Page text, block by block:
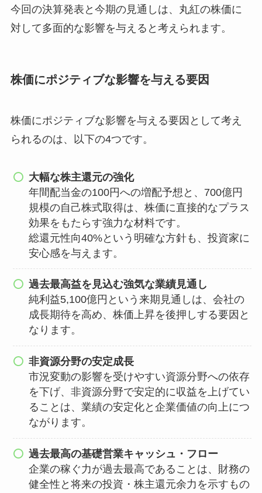
今回の決算発表と今期の見通しは、丸紅の株価に
対して多面的な影響を与えると考えられます。
株価にポジティブな影響を与える要因
株価にポジティブな影響を与える要因として考え
られるのは、以下の4つです。
大幅な株主還元の強化
年間配当金の100円への増配予想と、700億円
規模の自己株式取得は、株価に直接的なプラス
効果をもたらす強力な材料です。
総還元性向40%という明確な方針も、投資家に
安心感を与えます。
過去最高益を見込む強気な業績見通し
純利益5,100億円という来期見通しは、会社の
成長期待を高め、株価上昇を後押しする要因と
なります。
非資源分野の安定成長
市況変動の影響を受けやすい資源分野への依存
を下げ、非資源分野で安定的に収益を上げてい
ることは、業績の安定化と企業価値の向上につ
ながります。
過去最高の基礎営業キャッシュ・フロー
企業の稼ぐ力が過去最高であることは、財務の
健全性と将来の投資・株主還元余力を示すもの